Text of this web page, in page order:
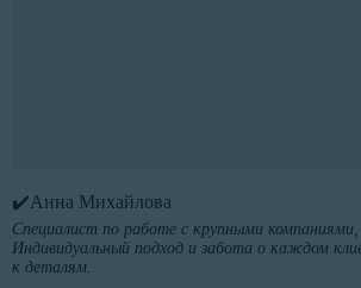
✔️Анна Михайлова
Специалист по работе с крупными компаниями,
Индивидуальный подход и забота о каждом
к деталям.